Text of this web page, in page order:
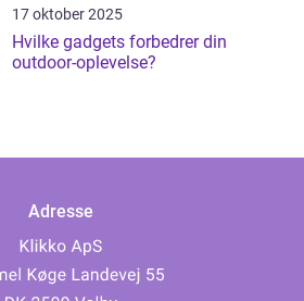
17 oktober 2025
Hvilke gadgets forbedrer din
outdoor-oplevelse?
Adresse